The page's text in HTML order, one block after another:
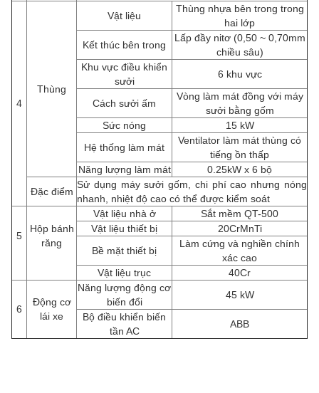
4
Thùng
Vật liệu
Thùng nhựa bên trong trong
hai lớp
Kết thúc bên trong
Lấp đầy nitơ (0,50 ~ 0,70mm
chiều sâu)
Khu vực điều khiển
sưởi
6 khu vực
Cách sưởi ấm
Vòng làm mát đồng với máy
sưởi bằng gốm
Sức nóng
15 kW
Hệ thống làm mát
Ventilator làm mát thùng có
tiếng ồn thấp
Năng lượng làm mát
0.25kW x 6 bộ
Đặc điểm
Sử dụng máy sưởi gốm, chi phí cao nhưng nóng
nhanh, nhiệt độ cao có thể được kiểm soát
5
Hộp bánh
răng
Vật liệu nhà ở
Sắt mềm QT-500
Vật liệu thiết bị
20CrMnTi
Bề mặt thiết bị
Làm cứng và nghiền chính
xác cao
Vật liệu trục
40Cr
6
Động cơ
lái xe
Năng lượng động cơ
biến đổi
45 kW
Bộ điều khiển biến
tần AC
ABB